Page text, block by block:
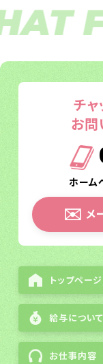
チ
お問
ホーム
✉️ メ
トップページ
給与について
お仕事内容